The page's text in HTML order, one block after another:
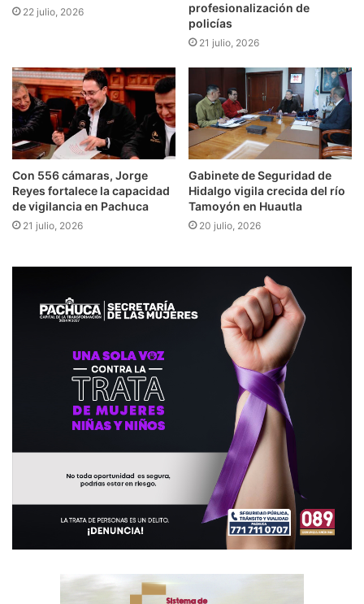
22 julio, 2026
profesionalización de
policías
21 julio, 2026
Con 556 cámaras, Jorge
Reyes fortalece la capacidad
de vigilancia en Pachuca
21 julio, 2026
Gabinete de Seguridad de
Hidalgo vigila crecida del río
Tamoyón en Huautla
20 julio, 2026